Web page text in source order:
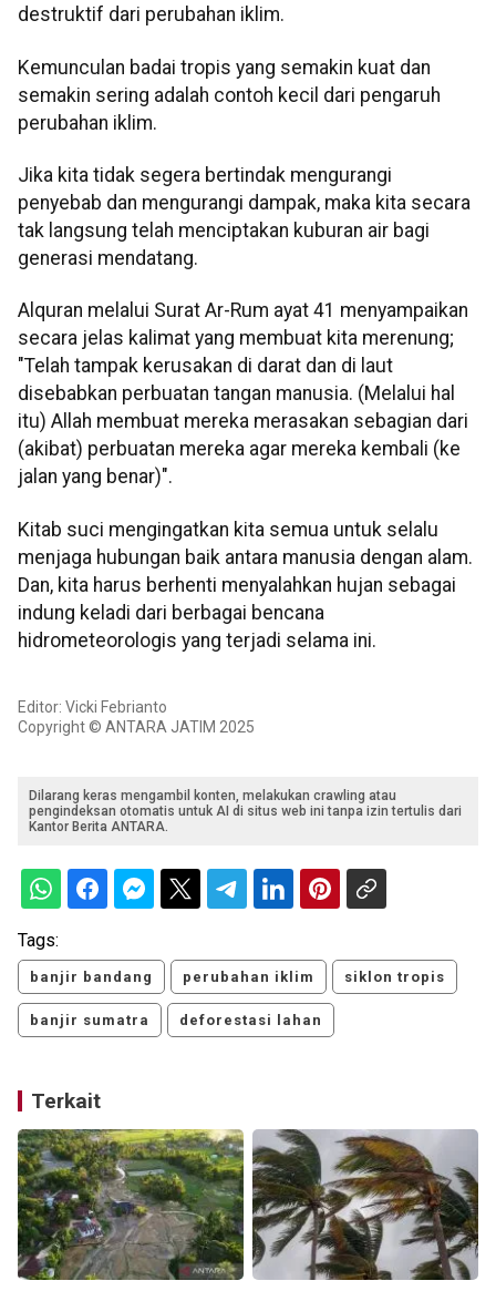
destruktif dari perubahan iklim.
Kemunculan badai tropis yang semakin kuat dan
semakin sering adalah contoh kecil dari pengaruh
perubahan iklim.
Jika kita tidak segera bertindak mengurangi
penyebab dan mengurangi dampak, maka kita secara
tak langsung telah menciptakan kuburan air bagi
generasi mendatang.
Alquran melalui Surat Ar-Rum ayat 41 menyampaikan
secara jelas kalimat yang membuat kita merenung;
"Telah tampak kerusakan di darat dan di laut
disebabkan perbuatan tangan manusia. (Melalui hal
itu) Allah membuat mereka merasakan sebagian dari
(akibat) perbuatan mereka agar mereka kembali (ke
jalan yang benar)".
Kitab suci mengingatkan kita semua untuk selalu
menjaga hubungan baik antara manusia dengan alam.
Dan, kita harus berhenti menyalahkan hujan sebagai
indung keladi dari berbagai bencana
hidrometeorologis yang terjadi selama ini.
Editor: Vicki Febrianto
Copyright © ANTARA JATIM 2025
Dilarang keras mengambil konten, melakukan crawling atau
pengindeksan otomatis untuk AI di situs web ini tanpa izin tertulis dari
Kantor Berita ANTARA.
Tags:
banjir bandang perubahan iklim siklon tropis
banjir sumatra deforestasi lahan
Terkait